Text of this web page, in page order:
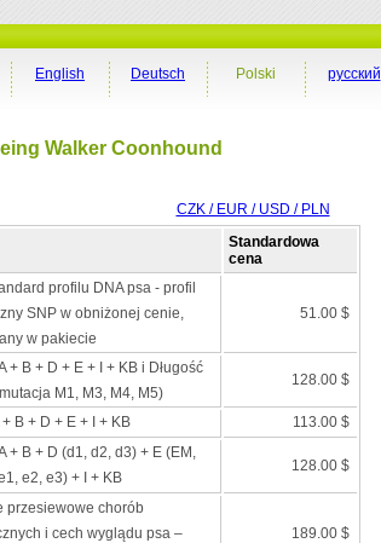
русский
Polski
Deutsch
English
Walker Coonhound
CZK / EUR / USD / PLN
Standardowa
cena
profilu DNA psa - profil
SNP w obniżonej cenie,
w pakiecie
51.00 $
+ B + D + E + I + KB i Długość
M1, M3, M4, M5)
128.00 $
+ B + D + E + I + KB 113.00 $
+ B + D (d1, d2, d3) + E (EM,
e2, e3) + I + KB
128.00 $
przesiewowe chorób
i cech wyglądu psa –
189.00 $